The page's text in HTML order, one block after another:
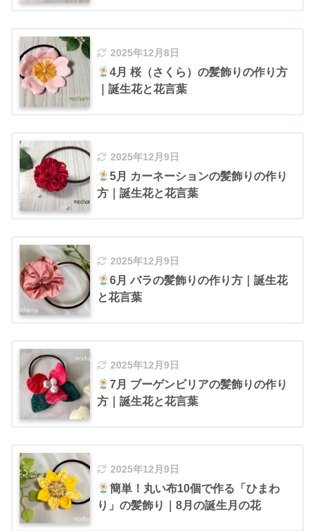
2025年12月8日
4月 桜（さくら）の髪飾りの作り方
｜誕生花と花言葉
2025年12月9日
5月 カーネーションの髪飾りの作り
方｜誕生花と花言葉
2025年12月9日
6月 バラの髪飾りの作り方｜誕生花
と花言葉
2025年12月9日
7月 ブーゲンビリアの髪飾りの作り
方｜誕生花と花言葉
2025年12月9日
簡単！丸い布10個で作る「ひまわ
り」の髪飾り｜8月の誕生月の花